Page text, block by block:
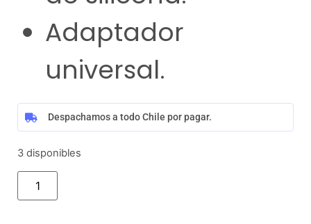
Adaptador
universal.
Despachamos a todo Chile por pagar.
3 disponibles